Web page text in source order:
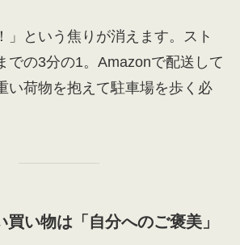
」という焦りが消えます。スト
での3分の1。Amazonで配送して
い荷物を抱えて駐車場を歩く必
い物は「自分へのご褒美」